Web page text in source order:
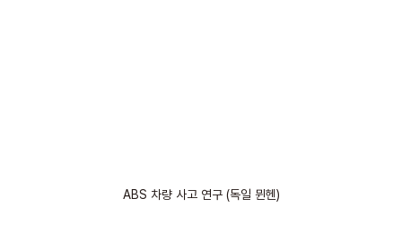
ABS 차량 사고 연구 (독일 뮌헨)